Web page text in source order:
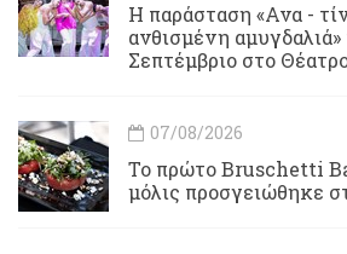
Η παράσταση «Ανα -
ανθισμένη αμυγδαλιά»
Σεπτέμβριο στο
07/08/2026
Το πρώτο Bruschetti
μόλις προσγειώθηκε